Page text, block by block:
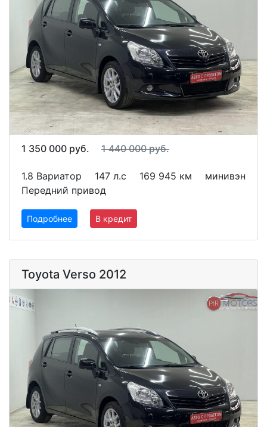
1 350 000 руб. 1 440 000 руб.
1.8 Вариатор 147 л.с 169 945 км
минивэн
Передний привод
Подробнее В кредит
Toyota Verso 2012